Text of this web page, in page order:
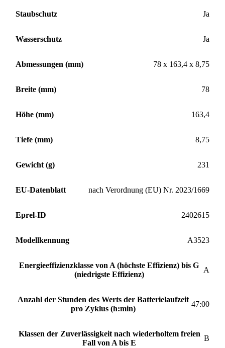
Staubschutz Ja
Wasserschutz Ja
Abmessungen (mm) 78 x 163,4 x 8,75
Breite (mm) 78
Höhe (mm) 163,4
Tiefe (mm) 8,75
Gewicht (g) 231
EU-Datenblatt nach Verordnung (EU) Nr. 2023/1669
Eprel-ID 2402615
Modellkennung A3523
Energieeffizienzklasse von A (höchste Effizienz) bis G
(niedrigste Effizienz)
A
Anzahl der Stunden des Werts der Batterielaufzeit
pro Zyklus (h:min)
47:00
Klassen der Zuverlässigkeit nach wiederholtem freien
Fall von A bis E
B